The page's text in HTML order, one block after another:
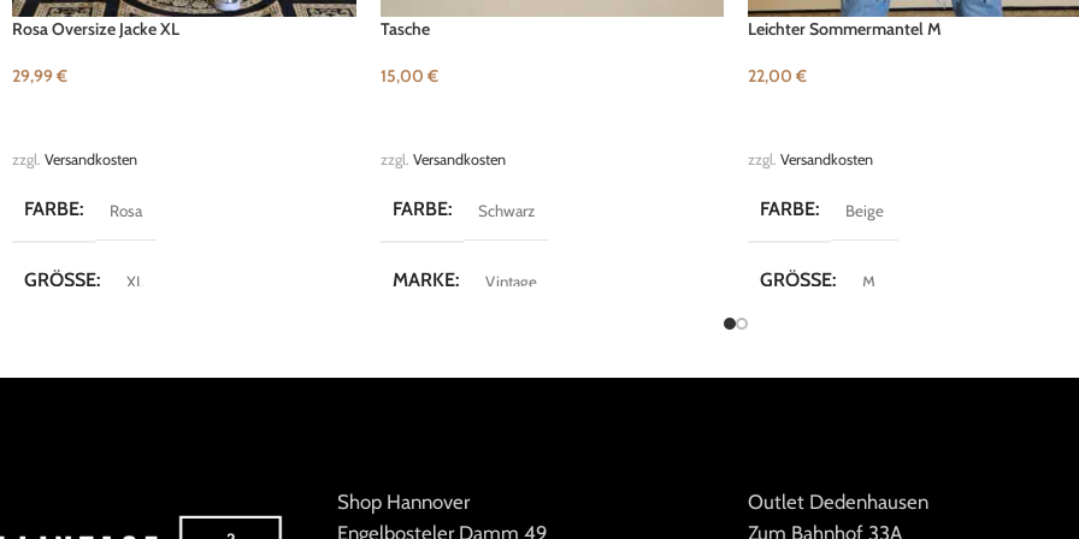
Rosa Oversize Jacke XL
29,99€
zzgl. Versandkosten
FARBE Rosa
GRÖSSE XL
Tasche
15,00 €
zzgl. Versandkosten
FARBE Schwarz
MARKE Vintage
Leichter Sommermantel M
22,00 €
zzgl. Versandkosten
FARBE Beige
GRÖSSE M
Shop Hannover
Engelbosteler Damm 49
Outlet Dedenhausen
Zum Bahnhof 33A